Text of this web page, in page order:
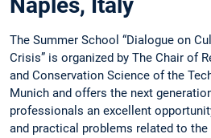
Naples, Italy
The Summer School “Dialogue on
Crisis” is organized by The Chair of
and Conservation Science of the
Munich and offers the next
professionals an excellent
and practical problems related to